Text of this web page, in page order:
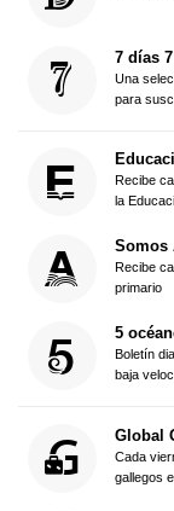
7 días
Una
para
Recibe
la
Somos
Recibe
primario
5
Boletín
baja
Global
Cada
gallegos